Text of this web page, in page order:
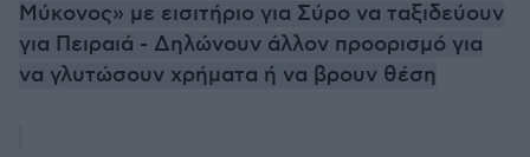
Μύκονος» με εισιτήριο για Σύρο να ταξιδεύουν
για Πειραιά - Δηλώνουν άλλον προορισμό για
να γλυτώσουν χρήματα ή να βρουν θέση